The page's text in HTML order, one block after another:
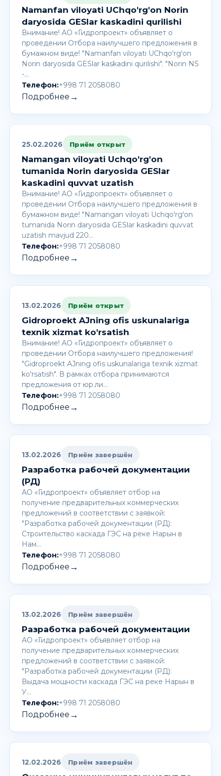
Namanfan viloyati UChqo'rg'on Norin
daryosida GESlar kaskadini qurilishi
Внимание! AО «Гидропроект» объявляет о
проведении Отбора наилучшего предложения в
бумажном виде! "Namanfan viloyati UChqo'rg'on
Norin daryosida GESlar kaskadini qurilishi". "Norin NS
-…
Телефон:+998 71 2058080
Подробнее →
25.02.2026 Приём открыт
Namangan viloyati Uchqo'rg'on
tumanida Norin daryosida GESlar
kaskadini quvvat uzatish
Внимание! AО «Гидропроект» объявляет о
проведении Отбора наилучшего предложения в
бумажном виде! "Namangan viloyati Uchqo'rg'on
tumanida Norin daryosida GESlar kaskadini quvvat
uzatish mavjud 220…
Телефон:+998 71 2058080
Подробнее →
13.02.2026 Приём открыт
Gidroproekt AJning ofis uskunalariga
texnik xizmat ko'rsatish
Внимание! AО «Гидропроект» объявляет о
проведении Отбора наилучшего предложения!
"Gidroproekt AJning ofis uskunalariga texnik xizmat
ko'rsatish". В рамках отбора принимаются
предложения от юр.ли…
Телефон:+998 71 2058080
Подробнее →
13.02.2026 Приём завершён
Разработка рабочей документации
(РД)
АО «Гидропроект» объявляет отбор на
получение предварительных коммерческих
предложений в соответствии с заявкой:
"Разработка рабочей документации (РД):
Строительство каскада ГЭС на реке Нарын в
Нам…
Телефон:+998 71 2058080
Подробнее →
13.02.2026 Приём завершён
Разработка рабочей документации
АО «Гидропроект» объявляет отбор на
получение предварительных коммерческих
предложений в соответствии с заявкой:
"Разработка рабочей документации (РД):
Выдача мощности каскада ГЭС на реке Нарын в
У…
Телефон:+998 71 2058080
Подробнее →
12.02.2026 Приём завершён